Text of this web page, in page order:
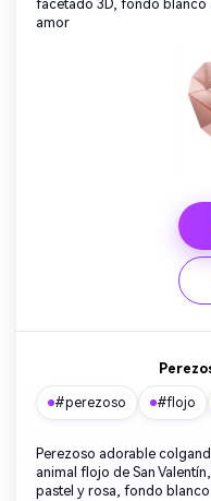
facetado 3D, fondo
amor
#perezoso #flojo
Perezoso adorable
animal flojo de San
pastel y rosa, fondo